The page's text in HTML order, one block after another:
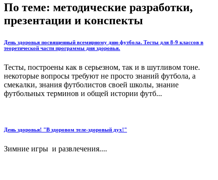
По теме: методические разработки,
презентации и конспекты
День здоровья посвященный всемирному дню футбола. Тесты для 8-9 классов в
теоретической части программы дня здоровья.
Тесты, построены как в серьезном, так и в шутливом тоне.
некоторые вопросы требуют не просто знаний футбола, а
смекалки, знания футболистов своей школы, знание
футбольных терминов и общей истории футб...
День здоровья! "В здоровом теле-здоровый дух!"
Зимние игры и развлечения....